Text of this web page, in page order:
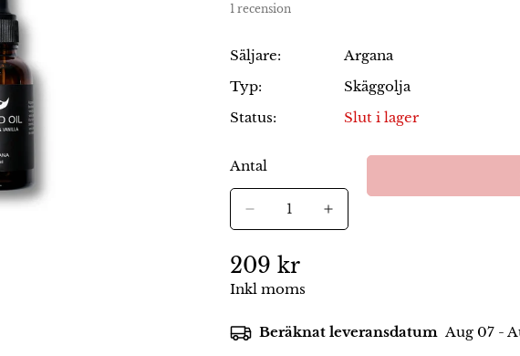
1 recension
Säljare:
Argana
Typ:
Skäggolja
Status:
Slut i lager
Antal
Ordinarie
pris
209 kr
Inkl moms
Beräknat leveransdatum Aug 07 -